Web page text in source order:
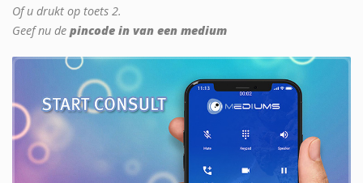
Of u drukt op toets 2.
Geef nu de pincode in van een medium